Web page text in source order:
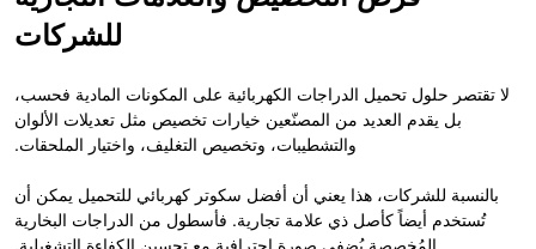
للشركات
لا تقتصر حلول تحميل الدراجات الكهربائية على المكونات المادية فحسب،
بل يقدم العديد من المصنّعين خيارات تخصيص مثل تعديلات الألوان
والتشطيبات، وتخصيص التغليف، واختيار الملحقات.
بالنسبة للشركات، هذا يعني أن أفضل سكوتر كهربائي للتحميل يمكن أن
تُستخدم أيضاً كأصل ذي علامة تجارية. فأسطول من الدراجات البخارية